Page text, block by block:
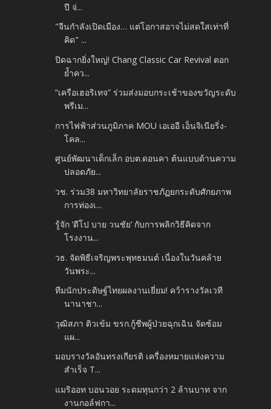
ปี จ่...
"จีนกำลังเปิดเมือง… แต่โอกาสอาจไม่สดใสเท่าที่
คิด" ...
ปิดฉากยิ่งใหญ่! Chang Classic Car Revival ตอก
ย้ำคว...
“เครือเฮอริเทจ” ร่วมส่งมอบกระเช้าของขวัญระดับ
พรีเม...
การไฟฟ้าส่วนภูมิภาค MOU เอเออี เอ็นจิเนียริ่ง-
โคล...
ศูนย์พัฒนาเด็กเล็ก อบต.ดอนคา ต้นแบบด้านความ
ปลอดภัย...
วช. ร่วม38 มหาวิทยาลัยราชภัฏยกระดับศักยภาพ
การท่องเ...
รู้จัก ‘ดีโป บาย วนชัย’ กับการพลิกวิธีคิดจาก
โรงงาน...
วธ. จัดพิธีเจริญพระพุทธมนต์ เนื่องในวันคล้าย
วันพระ...
ทีมนักประดิษฐ์ไทยผลงานเยี่ยม! คว้ารางวัลเวที
นานาชา...
วุฒิสภา ติวเข้ม ขรก.กู้ชีพผู้ป่วยฉุกเฉิน จัดซ้อม
แผ...
มอบรางวัลอันทรงเกียรติ เครื่องหมายแห่งความ
สำเร็จ T...
แมริออท บอนวอย ระดมทุนกว่า 2 ล้านบาท จาก
งานกอล์ฟกา...